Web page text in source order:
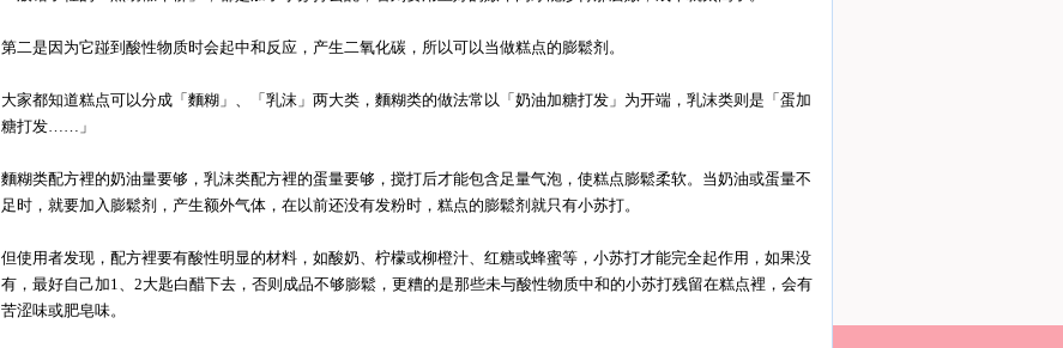
第二是因为它踫到酸性物质时会起中和反应，产生二氧化碳，所以可以当做糕点的膨鬆剂。
大家都知道糕点可以分成「麵糊」、「乳沫」两大类，麵糊类的做法常以「奶油加糖打发」为开端，乳沫类则是「蛋加
糖打发……」
麵糊类配方裡的奶油量要够，乳沫类配方裡的蛋量要够，搅打后才能包含足量气泡，使糕点膨鬆柔软。当奶油或蛋量不
足时，就要加入膨鬆剂，产生额外气体，在以前还没有发粉时，糕点的膨鬆剂就只有小苏打。
但使用者发现，配方裡要有酸性明显的材料，如酸奶、柠檬或柳橙汁、红糖或蜂蜜等，小苏打才能完全起作用，如果没
有，最好自己加1、2大匙白醋下去，否则成品不够膨鬆，更糟的是那些未与酸性物质中和的小苏打残留在糕点裡，会有
苦涩味或肥皂味。